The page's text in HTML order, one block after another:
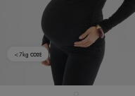
<7kg CO2E